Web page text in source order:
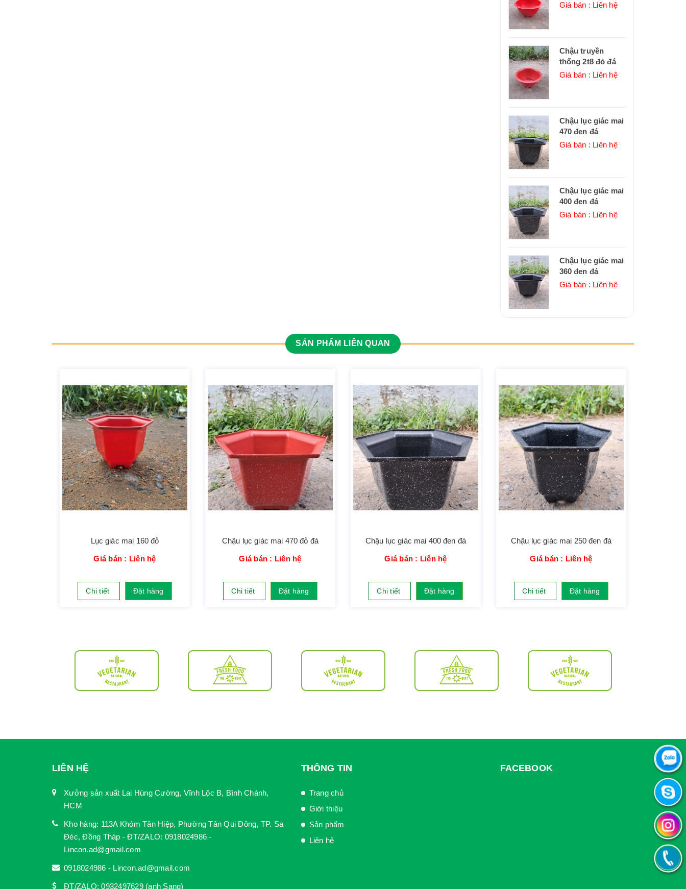
Giá bán : Liên hệ
Chậu truyền
thống 2t8 đỏ đá
Giá bán : Liên hệ
Chậu lục giác mai
470 đen đá
Giá bán : Liên hệ
Chậu lục giác mai
400 đen đá
Giá bán : Liên hệ
Chậu lục giác mai
360 đen đá
Giá bán : Liên hệ
SẢN PHẨM LIÊN QUAN
Lục giác mai 160 đỏ
Giá bán : Liên hệ
Chi tiết Đặt hàng
Chậu lục giác mai 470 đỏ đá
Giá bán : Liên hệ
Chi tiết Đặt hàng
Chậu lục giác mai 400 đen đá
Giá bán : Liên hệ
Chi tiết Đặt hàng
Chậu lục giác mai 250 đen đá
Giá bán : Liên hệ
Chi tiết Đặt hàng
LIÊN HỆ
Xưởng sản xuất Lai Hùng Cường, Vĩnh Lộc B, Bình Chánh,
HCM
Kho hàng: 113A Khóm Tân Hiệp, Phường Tân Qui Đông, TP. Sa
Đéc, Đồng Tháp - ĐT/ZALO: 0918024986 -
Lincon.ad@gmail.com
0918024986 - Lincon.ad@gmail.com
ĐT/ZALO: 0932497629 (anh Sang)
THÔNG TIN
Trang chủ
Giới thiệu
Sản phẩm
Liên hệ
FACEBOOK